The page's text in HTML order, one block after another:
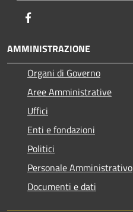
AMMINISTRAZIONE
Organi di Governo
Aree Amministrative
Uffici
Enti e fondazioni
Politici
Personale Amministrativo
Documenti e dati